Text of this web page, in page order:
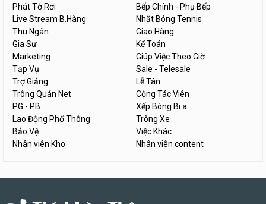
Phát Tờ Rơi
Bếp Chính - Phụ Bếp
Live Stream B.Hàng
Nhặt Bóng Tennis
Thu Ngân
Giao Hàng
Gia Sư
Kế Toán
Marketing
Giúp Việc Theo Giờ
Tạp Vụ
Sale - Telesale
Trợ Giảng
Lễ Tân
Trông Quán Net
Cộng Tác Viên
PG - PB
Xếp Bóng Bi a
Lao Động Phổ Thông
Trông Xe
Bảo Vệ
Việc Khác
Nhân viên Kho
Nhân viên content